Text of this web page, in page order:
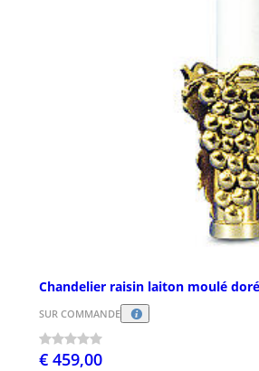
Chandelier raisin laiton moulé
SUR COMMANDE
€ 459,00